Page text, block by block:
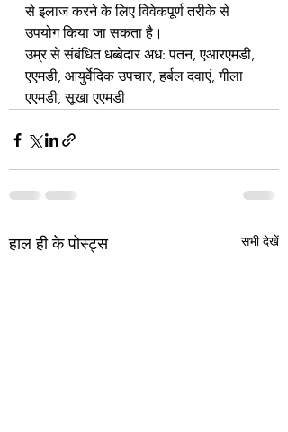
से इलाज करने के लिए विवेकपूर्ण तरीके से
उपयोग किया जा सकता है।
उम्र से संबंधित धब्बेदार अध: पतन, एआरएमडी,
एएमडी, आयुर्वेदिक उपचार, हर्बल दवाएं, गीला
एएमडी, सूखा एएमडी
हाल ही के पोस्ट्स सभी देखें